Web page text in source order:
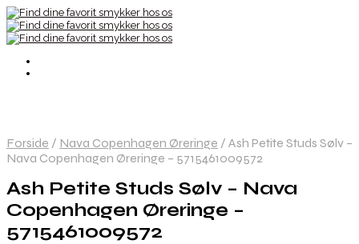
Forside / Nava Copenhagen Øreringe / Ash Petite Studs Sølv –
Nava Copenhagen Øreringe – 5715461009572
Ash Petite Studs Sølv – Nava
Copenhagen Øreringe –
5715461009572